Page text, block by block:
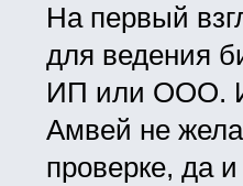
На первый
для ведения
ИП или ООО.
Амвей не
проверке, да